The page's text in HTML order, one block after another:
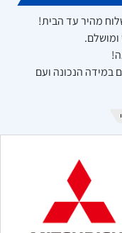
מהיר עד הבית!
ומושלם.
במידה הנכונה ועם